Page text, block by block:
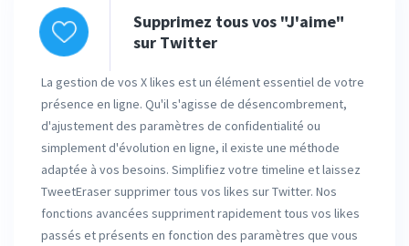
Supprimez tous vos "J'aime"
sur Twitter
La gestion de vos X likes est un élément essentiel de votre
présence en ligne. Qu'il s'agisse de désencombrement,
d'ajustement des paramètres de confidentialité ou
simplement d'évolution en ligne, il existe une méthode
adaptée à vos besoins. Simplifiez votre timeline et laissez
TweetEraser supprimer tous vos likes sur Twitter. Nos
fonctions avancées suppriment rapidement tous vos likes
passés et présents en fonction des paramètres que vous